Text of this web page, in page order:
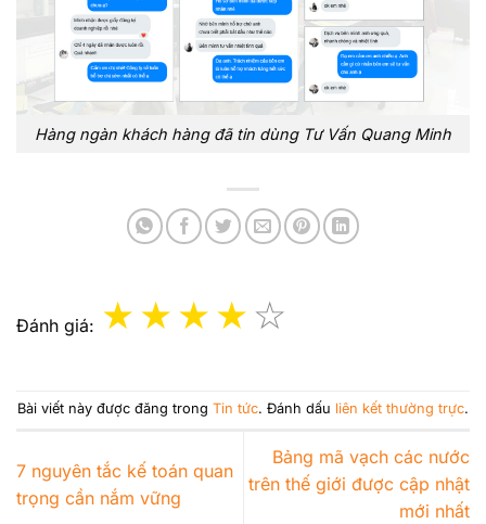
Hàng ngàn khách hàng đã tin dùng Tư Vấn Quang Minh
Đánh giá:
Bài viết này được đăng trong Tin tức. Đánh dấu liên kết thường trực.
7 nguyên tắc kế toán quan
trọng cần nắm vững
Bảng mã vạch các nước
trên thế giới được cập nhật
mới nhất